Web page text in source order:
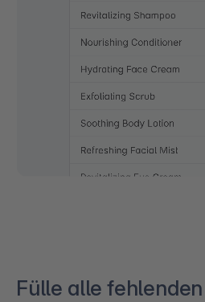
Fülle alle fehlenden